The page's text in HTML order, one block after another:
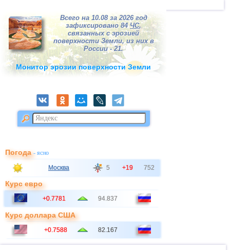
Всего на 10.08 за 2026 год
зафиксировано 84ЧС,
связанных с эрозией
поверхности Земли, из них в
России - 21.
Монитор эрозии поверхности Земли
Погода- ясно
Москва 5 +19 752
Курс евро
+0.7781 94.837
Курс доллара США
+0.7588 82.167